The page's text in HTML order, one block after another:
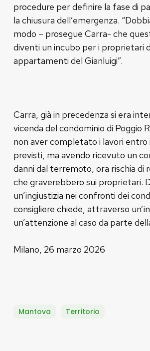
procedure per definire la fase di
la chiusura dell’emergenza.
modo – prosegue Carra- che
diventi un incubo per i proprietari
appartamenti del Gianluigi”.
Carra, già in precedenza si era
vicenda del condominio di Poggio
non aver completato i lavori entro
previsti, ma avendo ricevuto un
danni dal terremoto, ora rischia di
che graverebbero sui proprietari.
un’ingiustizia nei confronti dei
consigliere chiede, attraverso
un’attenzione al caso da parte
Milano, 26 marzo 2026
Mantova Territorio